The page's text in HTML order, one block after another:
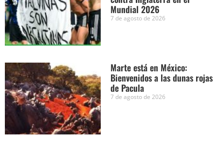
Mundial 2026
7 de agosto de 2026
Marte está en México:
Bienvenidos a las dunas rojas
de Pacula
7 de agosto de 2026